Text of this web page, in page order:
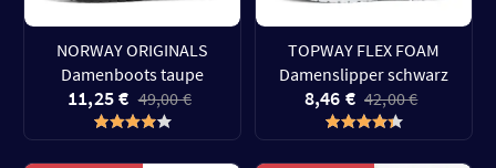
NORWAY ORIGINALS
Damenboots taupe
11,25 € 49,00 €
TOPWAY FLEX FOAM
Damenslipper schwarz
8,46 € 42,00 €